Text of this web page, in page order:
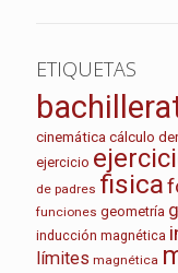
ETIQUETAS
cinemática cálculo
ejercicio
de padres fisica
funciones geometría
inducción magnética
límites magnética